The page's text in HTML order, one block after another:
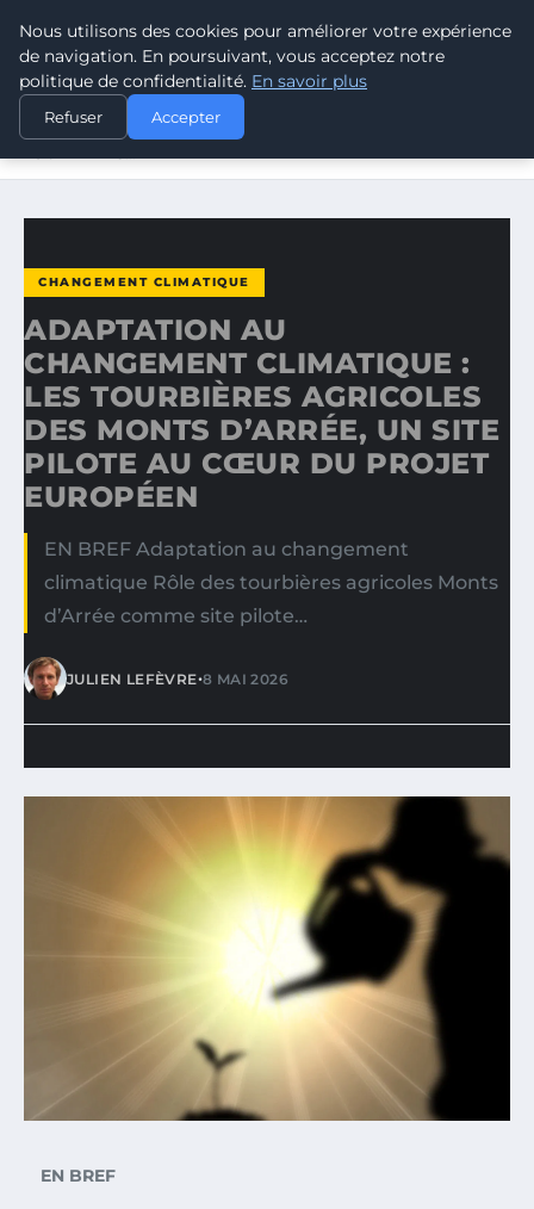
CLIMATE RESPONSE BLOG
ACCUEIL
CHANGEMENT CLIMATIQUE
ADAPTATION AU CHANGEMENT CLIMATIQUE : LES
CHANGEMENT CLIMATIQUE
ADAPTATION AU
CHANGEMENT CLIMATIQUE :
LES TOURBIÈRES AGRICOLES
DES MONTS D’ARRÉE, UN SITE
PILOTE AU CŒUR DU PROJET
EUROPÉEN
EN BREF Adaptation au changement
climatique Rôle des tourbières agricoles Monts
d’Arrée comme site pilote…
JULIEN LEFÈVRE•8 MAI 2026
EN BREF
Nous utilisons des cookies pour améliorer votre expérience
de navigation. En poursuivant, vous acceptez notre
politique de confidentialité. En savoir plus
Refuser Accepter